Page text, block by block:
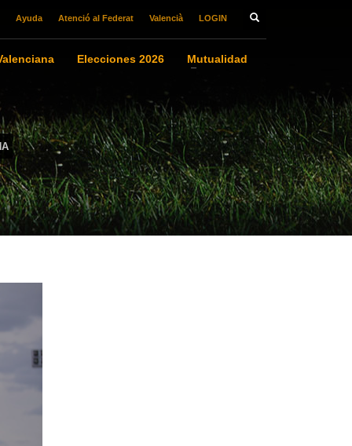
Ayuda Atenció al Federat Valencià LOGIN
Elecciones 2026 Mutualidad